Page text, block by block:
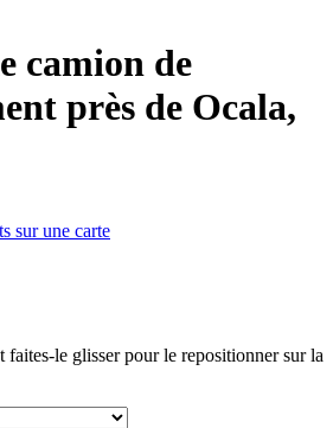
camion de
près de Ocala,
sur une carte
faites-le glisser pour le repositionner sur la